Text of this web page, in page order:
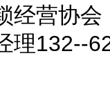
经营协会
理132--